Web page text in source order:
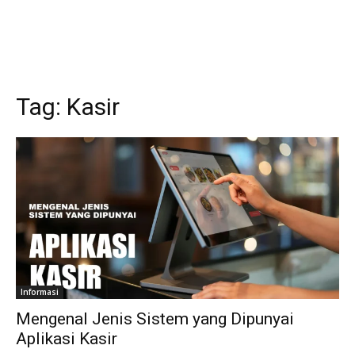
Tag: Kasir
Informasi
Mengenal Jenis Sistem yang Dipunyai
Aplikasi Kasir